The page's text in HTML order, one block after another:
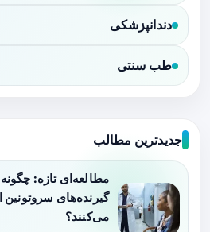
دندانپزشکی
طب سنتی
جدیدترین مطالب
مطالعه‌ای تازه:
گیرنده‌های سروتونین
می‌کنند؟